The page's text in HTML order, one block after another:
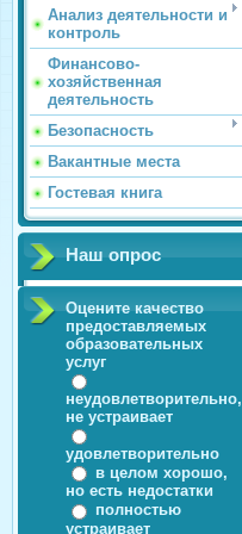
Анализ деятельности и
контроль
Финансово-
хозяйственная
деятельность
Безопасность
Вакантные места
Гостевая книга
Наш опрос
Оцените качество
предоставляемых
образовательных
услуг
неудовлетворительно,
не устраивает
удовлетворительно
в целом хорошо,
но есть недостатки
полностью
устраивает